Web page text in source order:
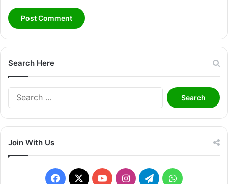
Search Here
Search
for:
Join With Us
Facebook
X YouTubeInstagram
TelegramWhatsApp